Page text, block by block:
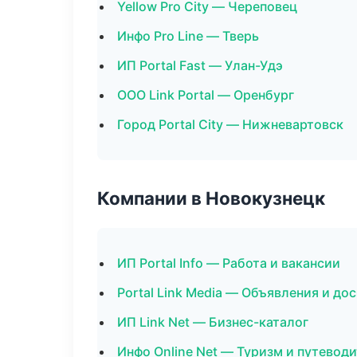
Yellow Pro City — Череповец
Инфо Pro Line — Тверь
ИП Portal Fast — Улан-Удэ
ООО Link Portal — Оренбург
Город Portal City — Нижневартовск
Компании в Новокузнецк
ИП Portal Info — Работа и вакансии
Portal Link Media — Объявления и
ИП Link Net — Бизнес-каталог
Инфо Online Net — Туризм и